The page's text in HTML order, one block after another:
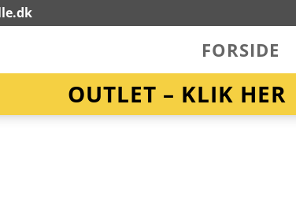
FORSIDE
OUTLET – KLIK HER